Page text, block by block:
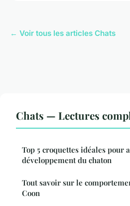
← Voir tous les articles Chats
Chats — Lectures
Top 5 croquettes idéales pour
développement du chaton
Tout savoir sur le
Coon